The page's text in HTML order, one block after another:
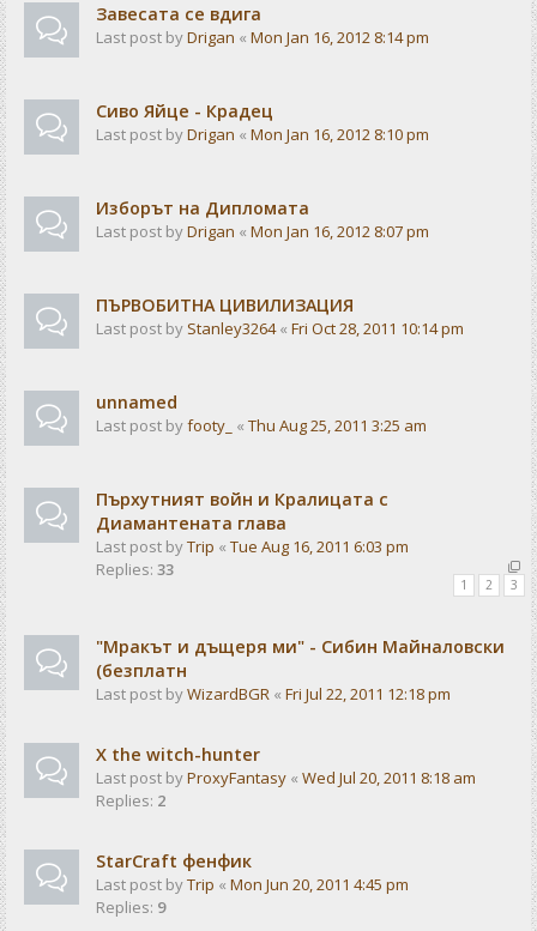
Завесата се вдига
Last post byDrigan « Mon Jan 16, 2012 8:14 pm
Сиво Яйце - Крадец
Last post byDrigan « Mon Jan 16, 2012 8:10 pm
Изборът на Дипломата
Last post byDrigan « Mon Jan 16, 2012 8:07 pm
ПЪРВОБИТНА ЦИВИЛИЗАЦИЯ
Last post by Stanley3264« Fri Oct 28, 2011 10:14 pm
unnamed
Last post byfooty_ « Thu Aug 25, 2011 3:25 am
Пърхутният войн и Кралицата с
Диамантената глава
Last post byTrip « Tue Aug 16, 2011 6:03 pm
Replies: 33
1 2 3
"Мракът и дъщеря ми" - Сибин Майналовски
(безплатн
Last post byWizardBGR « Fri Jul 22, 2011 12:18 pm
X the witch-hunter
Last post byProxyFantasy « Wed Jul 20, 2011 8:18 am
Replies: 2
StarCraft фенфик
Last post byTrip « Mon Jun 20, 2011 4:45 pm
Replies: 9